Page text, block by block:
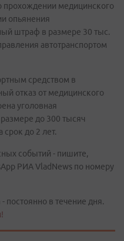
прохождении медицинского
опьянения
штраф в размере 30 тыс.
автотранспортом
средством в
отказ от медицинского
уголовная
до 300 тысяч
до 2 лет.
событий - пишите,
РИА VladNews по номеру
постоянно в течение дня.